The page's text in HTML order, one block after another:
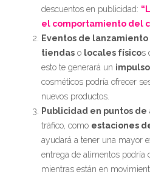
descuentos en publicidad:
el comportamiento del
Eventos de
tiendas o locales físicos
esto te generará un
cosméticos podría ofrecer
nuevos productos.
Publicidad en puntos
tráfico, como estaciones
ayudará a tener una mayor
entrega de alimentos podría
mientras están en